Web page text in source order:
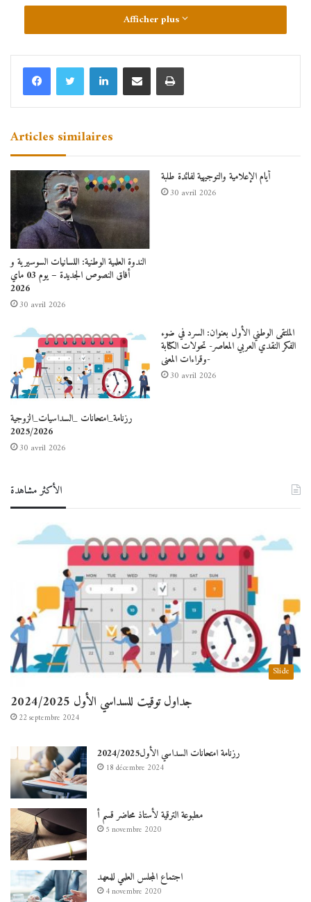
Afficher plus
Linkedin Partager par email Imprimer
Articles similaires
الندوة العلمية الوطنية: اللسانيات السوسيرية و
أفاق النصوص الجديدة – يوم 03 ماي
2026
30 avril 2026
أيام الإعلامية والتوجيهية لفائدة طلبة
30 avril 2026
رزنامة_امتحانات _السداسيات_الزوجية
2025/2026
30 avril 2026
الملتقى الوطني الأول بعنوان: السرد في ضوء
الفكر النقدي العربي المعاصر- تحولات الكتابة
وقراءات المعنى-
30 avril 2026
الأكثر مشاهدة
Slide
جداول توقيت للسداسي الأول 2024/2025
22 septembre 2024
رزنامة امتحانات السداسي الأول2024/2025
18 décembre 2024
مطبوعة الترقية لأستاذ محاضر قسم أ
5 novembre 2020
اجتماع المجلس العلمي للمعهد
4 novembre 2020